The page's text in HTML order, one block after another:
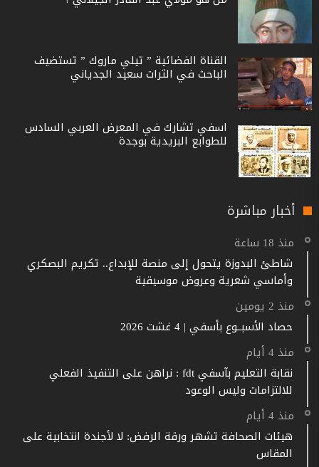
القناة الفضائية ” تيلي ماروك ” تستضيف
الباحث في الثرات سعيد الجدياني
اسفي تشارك في المعرض العربي السادس
للطوابع البريدية بوجدة
أخبار مباشرة
منذ 18 ساعة
شاطئ البدوزة يتحول إلى منصة للإبداع.. تكريم البصكري
وأماسي شعرية وعروض موسيقية
منذ 2 يومين
حصاد الأسبــوع بأسفي | 4 غشت 2026
منذ 4 أيام
نقابة التعليم بآسفي fdt : نراهن على التنفيذ الفعلي
للالتزامات وليس الوعود
منذ 4 أيام
هيئات الصحافة تشهر ورقة الرفض: لا لأجندة انتخابية على
المقاس